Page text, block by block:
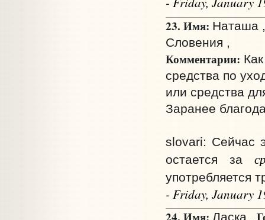
23. Имя: Наташа ,
Словения ,
Комментарии:
средства по
или средства
Заранее
slovari: Сейчас
остается за
употребляется
- Friday, January
Ласка ,